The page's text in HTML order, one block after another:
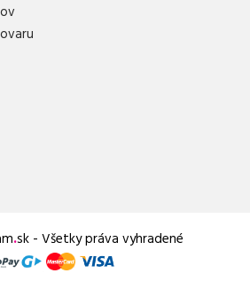
.sk - Všetky práva vyhradené